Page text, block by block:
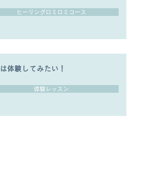
ヒーリングロミロミコース
体験してみたい！
体験レッスン